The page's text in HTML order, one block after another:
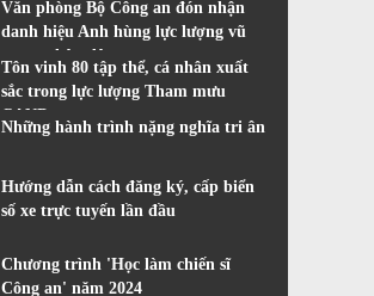
Văn phòng Bộ Công an đón nhận
danh hiệu Anh hùng lực lượng vũ
trang nhân dân
Tôn vinh 80 tập thể, cá nhân xuất
sắc trong lực lượng Tham mưu
CAND
Những hành trình nặng nghĩa tri ân
Hướng dẫn cách đăng ký, cấp biển
số xe trực tuyến lần đầu
Chương trình 'Học làm chiến sĩ
Công an' năm 2024